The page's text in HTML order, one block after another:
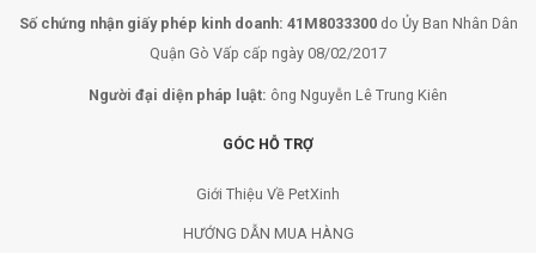
Số chứng nhận giấy phép kinh doanh: 41M8033300do Ủy Ban Nhân Dân
Quận Gò Vấp cấp ngày 08/02/2017
Người đại diện pháp luật: ông Nguyễn Lê Trung Kiên
GÓC HỖ TRỢ
Giới Thiệu Về PetXinh
HƯỚNG DẪN MUA HÀNG